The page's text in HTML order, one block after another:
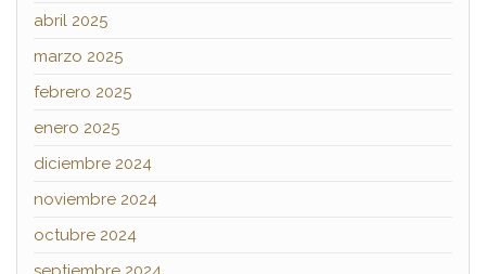
abril 2025
marzo 2025
febrero 2025
enero 2025
diciembre 2024
noviembre 2024
octubre 2024